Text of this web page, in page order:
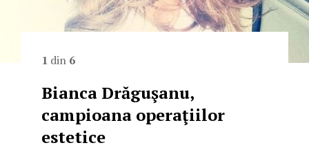
1 din 6
Bianca Drăguşanu,
campioana operaţiilor
estetice